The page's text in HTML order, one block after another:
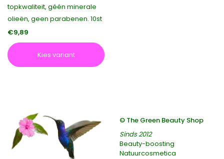
topkwaliteit, géén minerale
olieën, geen parabenen. 10st
€9,89
Kies variant
© The Green Beauty Shop
Sinds 2012
Beauty-boosting
Natuurcosmetica